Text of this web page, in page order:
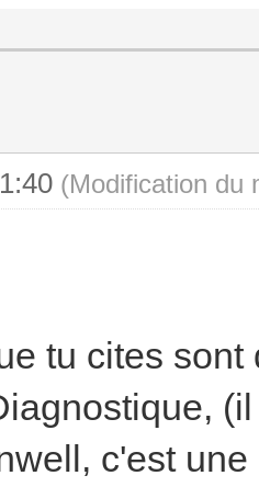
(Modification du
tu cites
c'est